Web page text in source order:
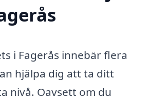
i Fagerås innebär flera
hjälpa dig att ta ditt
nivå. Oavsett om du